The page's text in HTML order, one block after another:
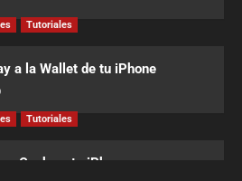
Tutoriales
a la Wallet de tu iPhone
Tutoriales
Cash en tu iPhone